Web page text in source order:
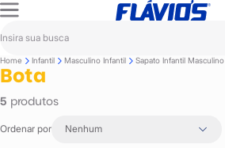
Home Infantil Masculino Infantil Sapato Infantil Masculino
Bota
5 produtos
Ordenar por Nenhum